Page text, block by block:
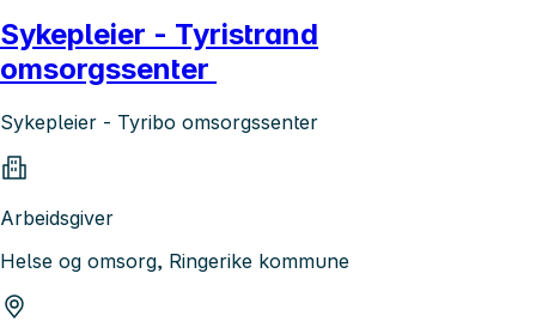
Sykepleier - Tyristrand
omsorgssenter
Sykepleier - Tyribo omsorgssenter
Arbeidsgiver
Helse og omsorg, Ringerike kommune